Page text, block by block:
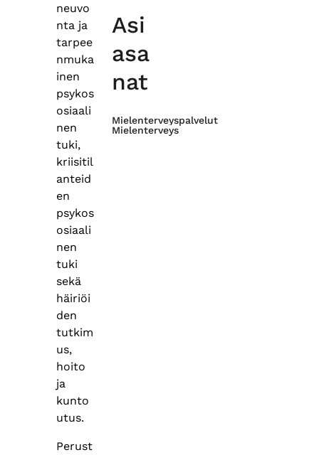
neuvo
nta ja
tarpee
nmuka
inen
psykos
osiaali
nen
tuki,
kriisitil
anteid
en
psykos
osiaali
nen
tuki
sekä
häiriöi
den
tutkim
us,
hoito
ja
kunto
utus.
Perust
Asi
asa
nat
Mielenterveyspalvelut
Mielenterveys